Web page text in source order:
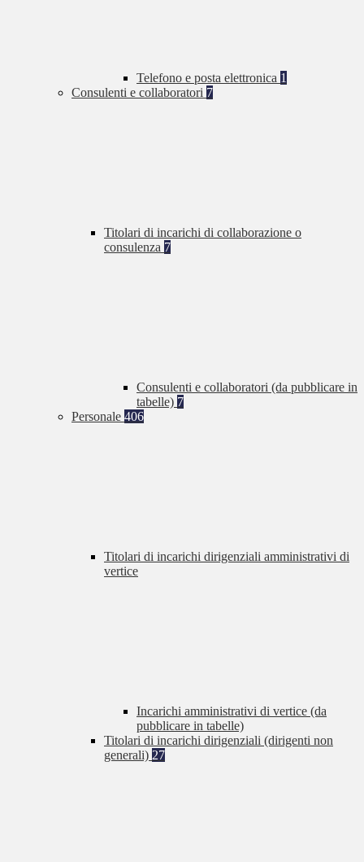
Telefono e posta elettronica 1
Consulenti e collaboratori 7
Titolari di incarichi di collaborazione o
consulenza 7
Consulenti e collaboratori (da pubblicare in
tabelle) 7
Personale 406
Titolari di incarichi dirigenziali amministrativi di
vertice
Incarichi amministrativi di vertice (da
pubblicare in tabelle)
Titolari di incarichi dirigenziali (dirigenti non
generali) 27